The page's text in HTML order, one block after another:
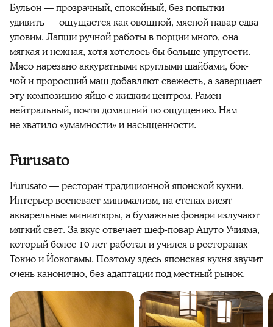
Бульон — прозрачный, спокойный, без попытки
удивить — ощущается как овощной, мясной навар едва
уловим. Лапши ручной работы в порции много, она
мягкая и нежная, хотя хотелось бы больше упругости.
Мясо нарезано аккуратными круглыми шайбами, бок-
чой и проросший маш добавляют свежесть, а завершает
эту композицию яйцо с жидким центром. Рамен
нейтральный, почти домашний по ощущению. Нам
не хватило «умамности» и насыщенности.
Furusato
Furusato — ресторан традиционной японской кухни.
Интерьер воспевает минимализм, на стенах висят
акварельные миниатюры, а бумажные фонари излучают
мягкий свет. За вкус отвечает шеф-повар Ацуто Учияма,
который более 10 лет работал и учился в ресторанах
Токио и Йокогамы. Поэтому здесь японская кухня звучит
очень канонично, без адаптации под местный рынок.